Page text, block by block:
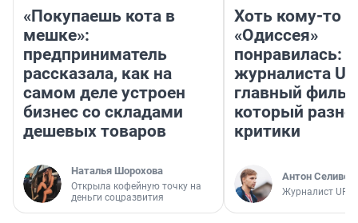
«Покупаешь кота в
мешке»:
предприниматель
рассказала, как на
самом деле устроен
бизнес со складами
дешевых товаров
Наталья Шорохова
Открыла кофейную точку на
деньги соцразвития
Хоть кому-то
«Одиссея»
понравилась:
журналиста
главный
который
критики
Антон
Журналист